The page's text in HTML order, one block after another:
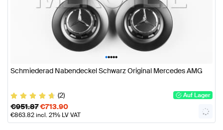
•••••
Schmiederad Nabendeckel Schwarz Original Mercedes AMG
(2) Auf Lager
€951.87€713.90
€863.82incl. 21% LV VAT